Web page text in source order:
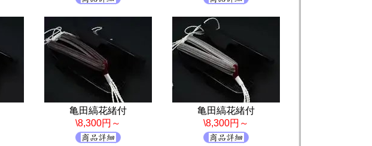
亀田縞花緒付
\8,300円～
亀田縞花緒付
\8,300円～